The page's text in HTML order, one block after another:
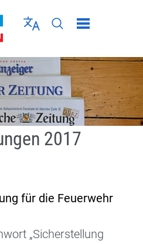
Sprache wählen
Seiten-Suche
Menü schließen
2017
für die Feuerwehr
„Sicherstellung